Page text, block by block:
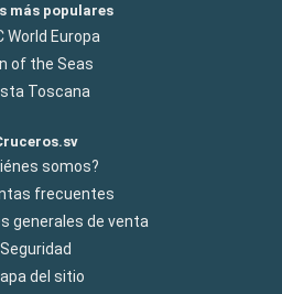
más populares
World Europa
of the Seas
Toscana
somos?
frecuentes
generales de venta
Seguridad
del sitio